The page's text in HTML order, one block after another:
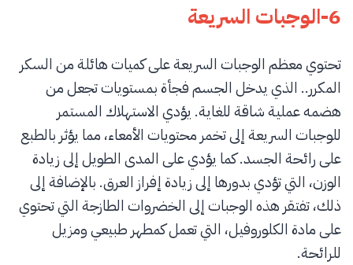
6-الوجبات السريعة
تحتوي معظم الوجبات السريعة على كميات هائلة من السكر
المكرر.. الذي يدخل الجسم فجأة بمستويات تجعل من
هضمه عملية شاقة للغاية. يؤدي الاستهلاك المستمر
للوجبات السريعة إلى تخمر محتويات الأمعاء، مما يؤثر بالطبع
على رائحة الجسد. كما يؤدي على المدى الطويل إلى زيادة
الوزن، التي تؤدي بدورها إلى زيادة إفراز العرق. بالإضافة إلى
ذلك، تفتقر هذه الوجبات إلى الخضروات الطازجة التي تحتوي
على مادة الكلوروفيل، التي تعمل كمطهر طبيعي ومزيل
للرائحة.